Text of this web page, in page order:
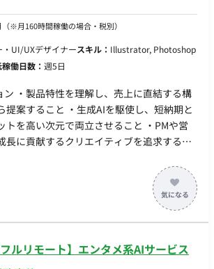
（※月160時間稼働の場合・税別）
UI/UXデザイナースキル： Illustrator, Photoshop
働日数： 週5日
ン ・製品特性を理解し、売上に直結する構
提案すること ・生成AIを駆使し、短納期と
トを高い次元で両立させること ・PMや営
長に貢献するクリエイティブを追求するこ
産展開 ・大手ECモールの特性に合わせた商
テンツの作成 ・キャンペーンLPのデザイ
軸に基づいたライティング ・生成AIを活用
タッチ・背景合成などの効率的ワークフロ
制作 ■リモートについて フルリモートになります
ルリモート】エンタメ系AIサービス